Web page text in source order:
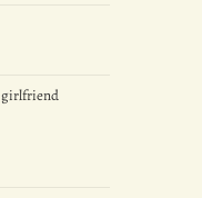
girlfriend